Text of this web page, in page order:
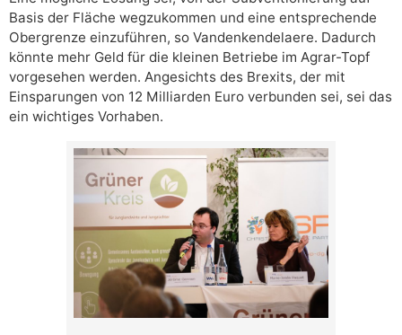
Basis der Fläche wegzukommen und eine entsprechende
Obergrenze einzuführen, so Vandenkendelaere. Dadurch
könnte mehr Geld für die kleinen Betriebe im Agrar-Topf
vorgesehen werden. Angesichts des Brexits, der mit
Einsparungen von 12 Milliarden Euro verbunden sei, sei das
ein wichtiges Vorhaben.